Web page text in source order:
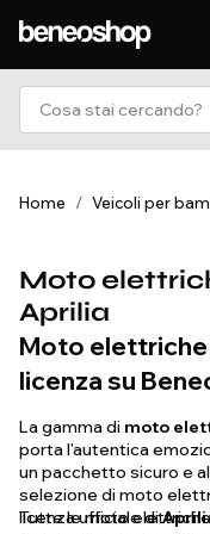
Home / Veicoli per
Moto
Aprilia
Moto elettriche
licenza su
La gamma di moto
porta l'autentica
un pacchetto sicuro e
selezione di moto
licenza ufficiale di
Tutte le moto